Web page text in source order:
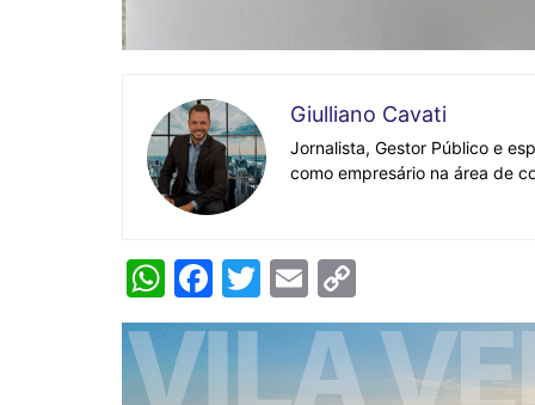
Giulliano Cavati
Jornalista, Gestor Público e
como empresário na área de
W
h
at
s
F
a
c
e
T
w
itt
er
E
m
ai
l
o
p
y